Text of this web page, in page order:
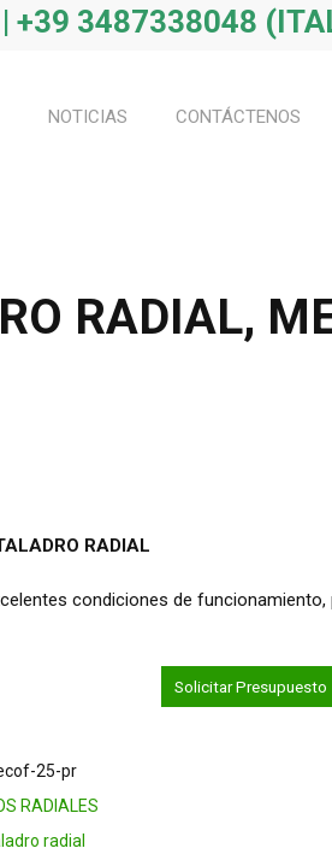
+39 3487338048
NOTICIAS CONTÁCTENOS
RADIAL,
RADIAL
condiciones de
Solicitar Presupuesto
25-pr
RADIALES
radial